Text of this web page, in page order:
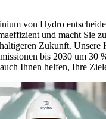
von Hydro
und macht Sie
Zukunft. Unsere
bis 2030 um 30
Ihnen helfen, Ihre